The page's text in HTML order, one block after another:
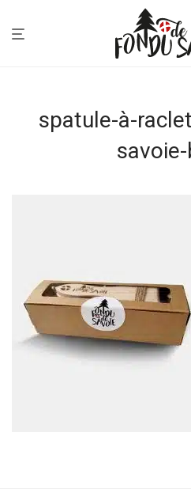
spatule-à-